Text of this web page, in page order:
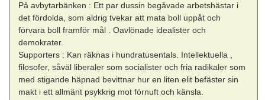
På avbytarbänken : Ett par dussin begåvade arbetshästar i
det fördolda, som aldrig tvekar att mata boll uppåt och
förvara boll framför mål . Oavlönade idealister och
demokrater.
Supporters : Kan räknas i hundratusentals. Intellektuella ,
filosofer, såväl liberaler som socialister och fria radikaler som
med stigande häpnad bevittnar hur en liten elit befäster sin
makt i ett allmänt psykkrig mot förnuft och känsla.